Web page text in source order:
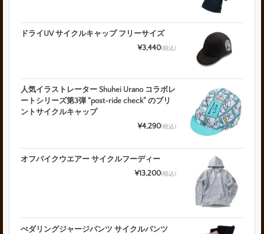
ドライUV サイクルキャップ フリーサイズ
¥3,440(税込)
人気イラストレーター Shuhei Urano コラボレ
ートシリーズ第3弾 “post-ride check” のプリ
ントサイクルキャップ
¥4,290(税込)
オフバイクウエアー サイクルフーディー
¥13,200(税込)
ぺダリングジャージパンツ サイクルパンツ